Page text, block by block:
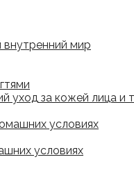
мир
уход за кожей лица и
условиях
условиях